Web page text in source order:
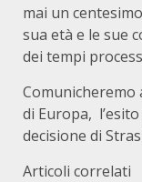
mai un
sua età e le sue
dei tempi
Comunicheremo
di Europa,
decisione di
Articoli correlati